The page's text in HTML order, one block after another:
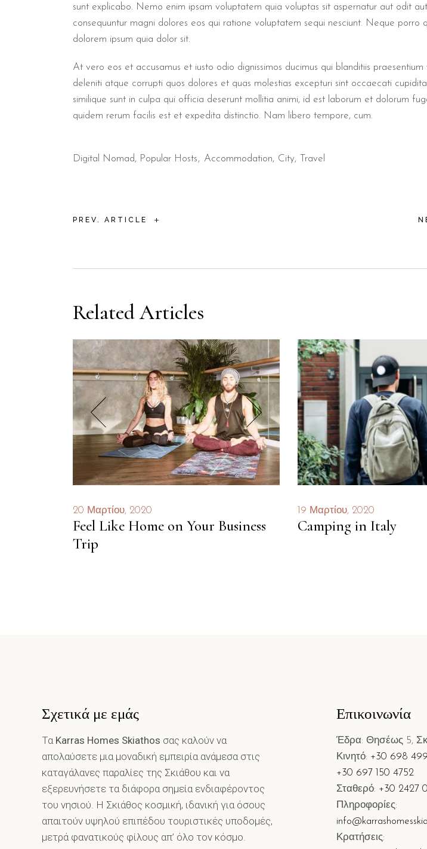
sunt explicabo. Nemo enim ipsam voluptatem quia voluptas sit aspernatur aut odit
consequuntur magni dolores eos qui ratione voluptatem sequi nesciunt. Neque porro
dolorem ipsum quia dolor sit.
At vero eos et accusamus et iusto odio dignissimos ducimus qui blanditiis praesentium
deleniti atque corrupti quos dolores et quas molestias excepturi sint occaecati
similique sunt in culpa qui officia deserunt mollitia animi, id est laborum et dolorum
quidem rerum facilis est et expedita distinctio. Nam libero tempore, cum.
Digital Nomad, Popular Hosts Accommodation City Travel
PREV. ARTICLE +
Related Articles
20 Μαρτίου, 2020
Feel Like Home on Your Business
Trip
19 Μαρτίου, 2020
Camping in Italy
Σχετικά με εμάς
Τα Karras Homes Skiathos σας καλούν να
απολαύσετε μια μοναδική εμπειρία ανάμεσα στις
καταγάλανες παραλίες της Σκιάθου και να
εξερευνήσετε τα διάφορα σημεία ενδιαφέροντος
του νησιού. Η Σκιάθος κοσμική, ιδανική για όσους
απαιτούν υψηλού επιπέδου τουριστικές υποδομές,
μετρά φανατικούς φίλους απ’ όλο τον κόσμο.
Επικοινωνία
Έδρα: Θησέως 5,
Κινητό: +30 698
+30 697 150 4752
Σταθερό: +30 2427
Πληροφορίες:
Κρατήσεις: